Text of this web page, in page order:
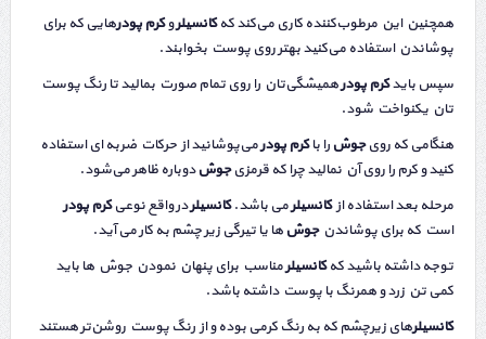
همچنین این مرطوب‌کننده کاری می‌کند کهکانسیلروکرم پودرهایی که برای
پوشاندن استفاده می‌کنید بهتر روی پوست بخوابند.
سپس بایدکرم‌ پودرهمیشگی‌تان را روی تمام صورت بمالید تا رنگ پوست
تان یکنواخت شود.
هنگامی که رویجوش را باکرم ‌پودرمی‌پوشانید از حرکات ضربه ‌ای استفاده
کنید و کرم را روی آن نمالید چرا که قرمزیجوشدوباره ظاهر می‌شود.
مرحله بعد استفاده ازکانسیلرمی باشد.کانسیلردر واقع نوعیکرم پودر
است که برای پوشاندنجوش ها یا تیرگی زیر چشم به کار می آید.
توجه داشته باشید کهکانسیلرمناسب برای پنهان نمودن جوش ها باید
کمی تن زرد و همرنگ با پوست داشته ‌باشد.
کانسیلرهای زیرچشم که به رنگ کرمی‌ بوده و از رنگ پوست روشن‌تر هستند